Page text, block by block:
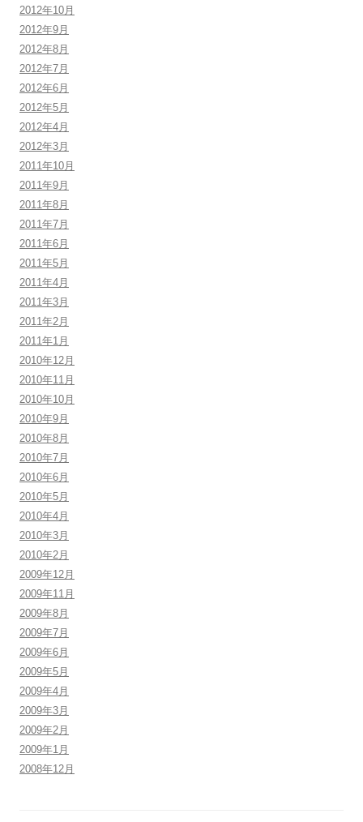
2012年10月
2012年9月
2012年8月
2012年7月
2012年6月
2012年5月
2012年4月
2012年3月
2011年10月
2011年9月
2011年8月
2011年7月
2011年6月
2011年5月
2011年4月
2011年3月
2011年2月
2011年1月
2010年12月
2010年11月
2010年10月
2010年9月
2010年8月
2010年7月
2010年6月
2010年5月
2010年4月
2010年3月
2010年2月
2009年12月
2009年11月
2009年8月
2009年7月
2009年6月
2009年5月
2009年4月
2009年3月
2009年2月
2009年1月
2008年12月